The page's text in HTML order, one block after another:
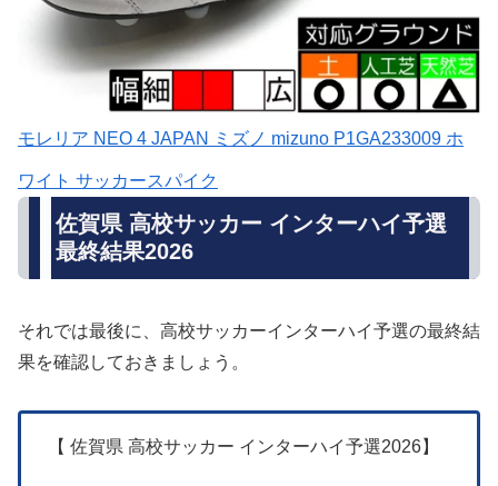
モレリア NEO 4 JAPAN ミズノ mizuno P1GA233009 ホ
ワイト サッカースパイク
佐賀県 高校サッカー インターハイ予選
最終結果2026
それでは最後に、高校サッカーインターハイ予選の最終結
果を確認しておきましょう。
【 佐賀県 高校サッカー インターハイ予選2026】